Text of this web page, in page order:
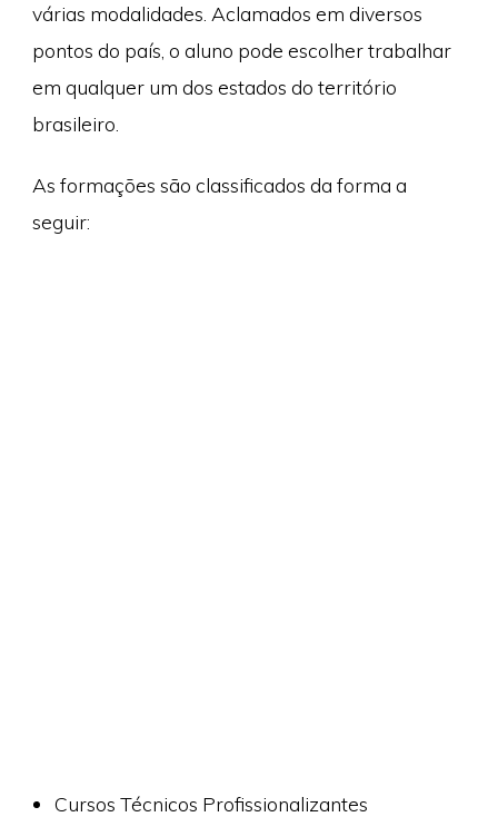
várias modalidades. Aclamados em diversos
pontos do país, o aluno pode escolher trabalhar
em qualquer um dos estados do território
brasileiro.
As formações são classificados da forma a
seguir:
Cursos Técnicos Profissionalizantes